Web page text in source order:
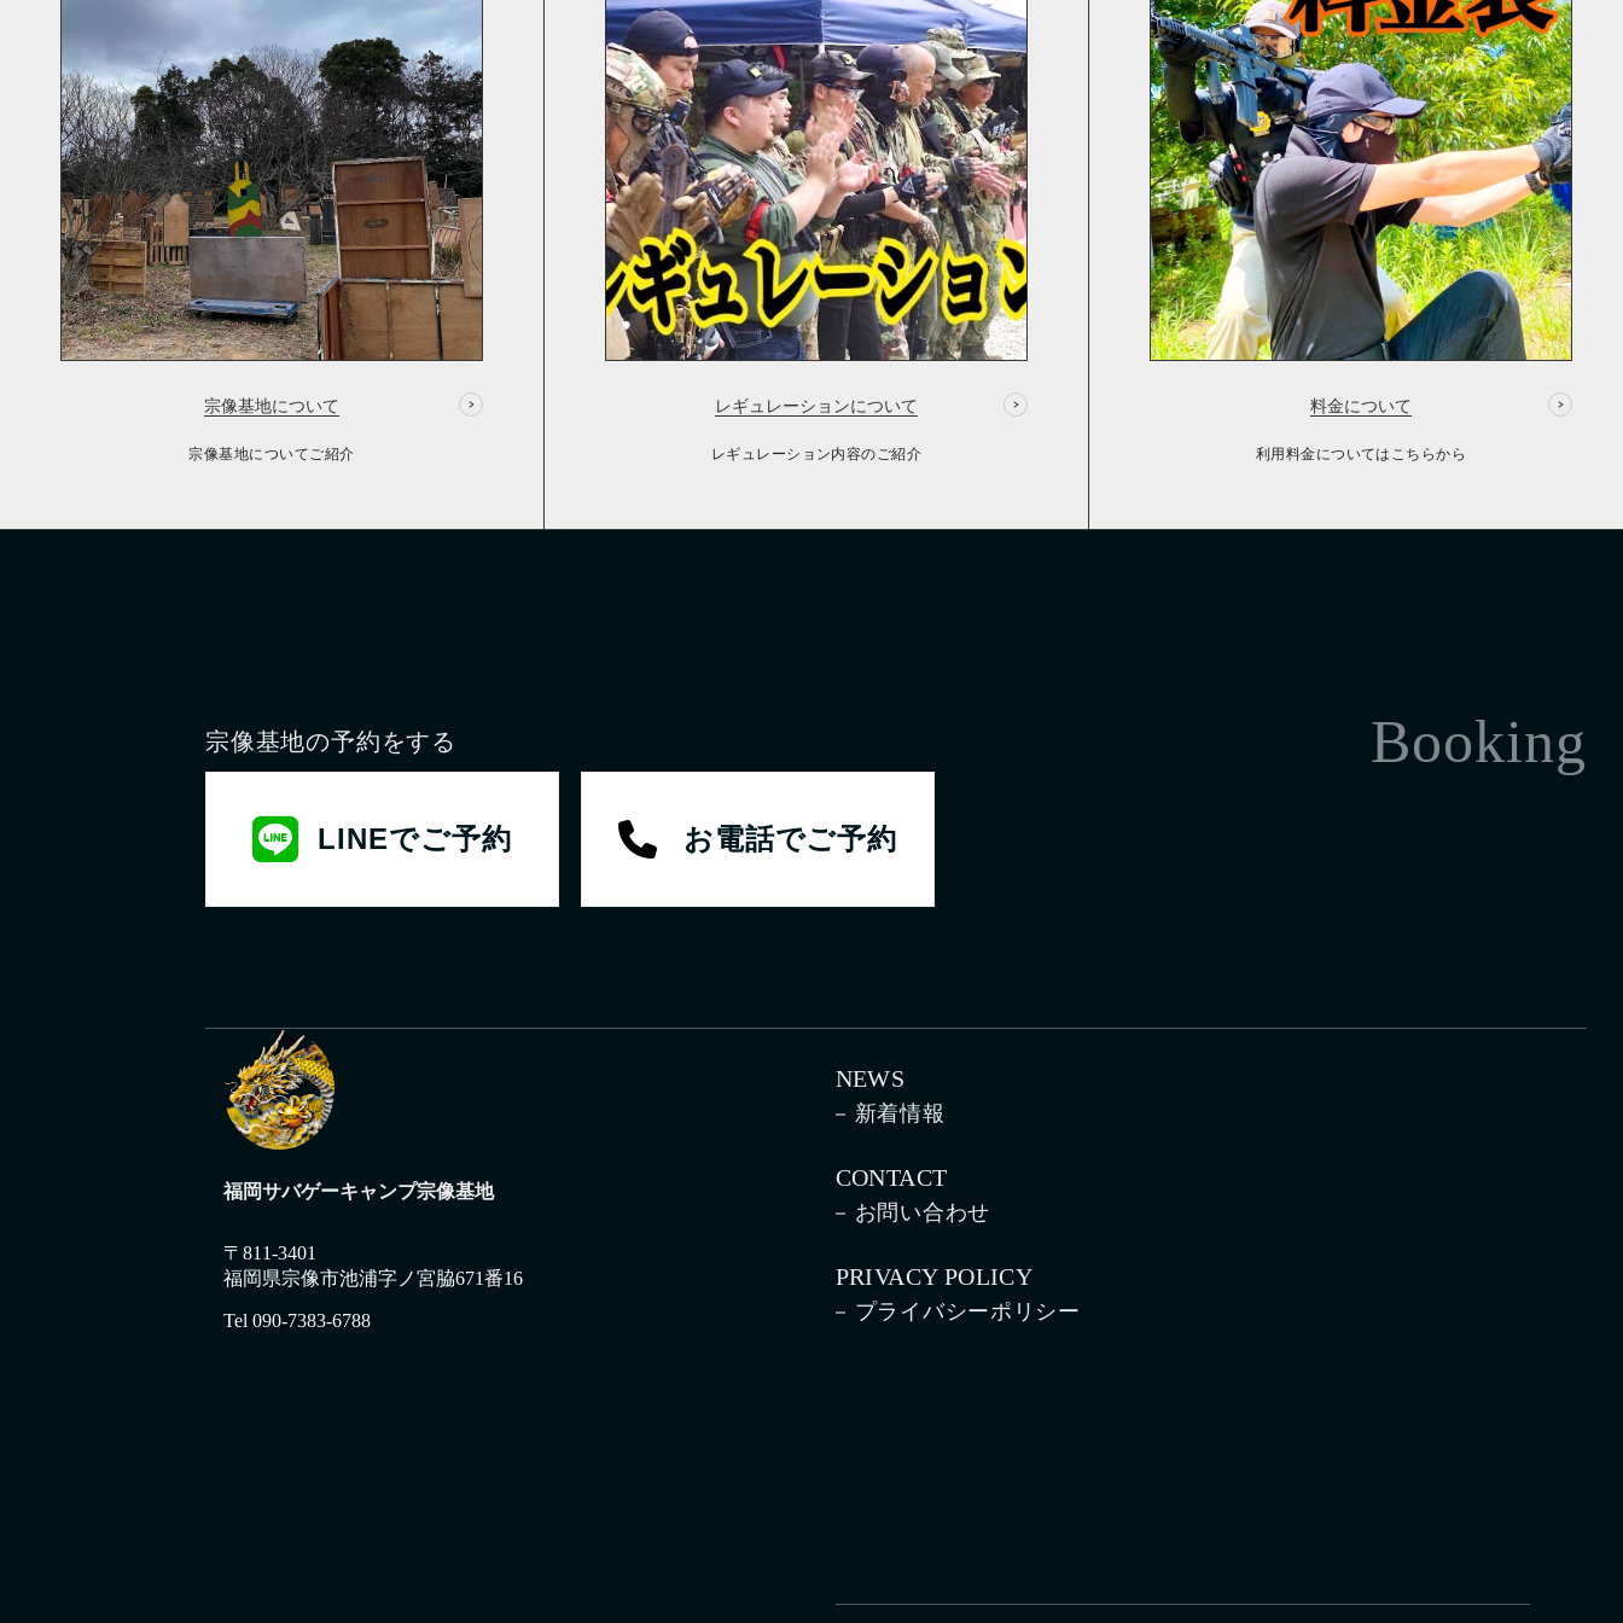
宗像基地について
宗像基地についてご紹介
レギュレーションについて
レギュレーション内容のご紹介
料金について
利用料金についてはこちらから
Booking
宗像基地の予約をする
LINEでご予約 お電話でご予約
福岡サバゲーキャンプ宗像基地
〒811-3401
福岡県宗像市池浦字ノ宮脇671番16
Tel 090-7383-6788
NEWS
新着情報
CONTACT
お問い合わせ
PRIVACY POLICY
プライバシーポリシー